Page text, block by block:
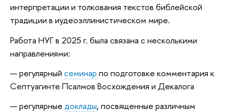
интерпретации и толкования текстов библейской
традиции в иудеоэллинистическом мире.
Работа НУГ в 2025 г. была связана с несколькими
направлениями:
регулярный семинар по подготовке комментария к
Септуагинте Псалмов Восхождения и Декалога
регулярные доклады, посвященные различным